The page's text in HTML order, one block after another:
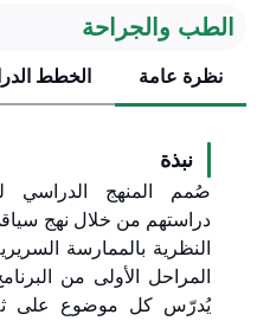
الطب والجراحة
نظرة عامة الخطط
نبذة
صُمم المنهج الدراسي
دراستهم من خلال نهج
النظرية بالممارسة
المراحل الأولى من
يُدرّس كل موضوع على